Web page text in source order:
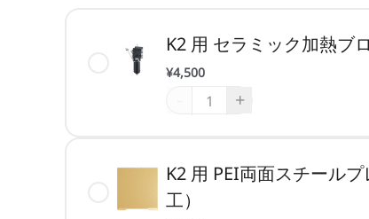
K2 用 セラミック加熱ブ
¥4,500
+
K2 用 PEI両面スチール
工）